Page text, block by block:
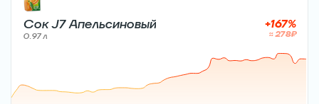
Сок J7 Апельсиновый
0.97 л
+167%
≈278₽